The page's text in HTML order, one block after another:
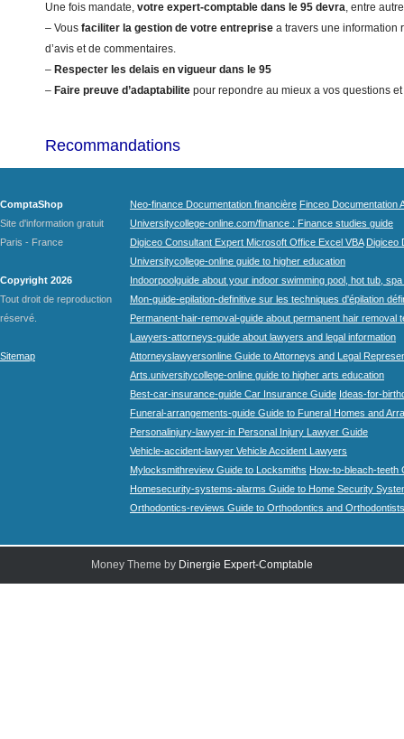
Une fois mandate, votre expert-comptable dans le 95 devra, entre
– Vous faciliter la gestion de votre entreprise a travers une information
d’avis et de commentaires.
– Respecter les delais en vigueur dans le 95
– Faire preuve d’adaptabilite pour repondre au mieux a vos questions
Recommandations
ComptaShop
Site d'information gratuit
Paris - France
Copyright 2026
Tout droit de reproduction
réservé.
Sitemap
Neo-finance Documentation financière Finceo Documentation
Universitycollege-online.com/finance : Finance studies guide
Digiceo Consultant Expert Microsoft Office Excel VBA Digiceo
Universitycollege-online guide to higher education
Indoorpoolguide about your indoor swimming pool, hot tub,
Mon-guide-epilation-definitive sur les techniques d'épilation
Permanent-hair-removal-guide about permanent hair removal
Lawyers-attorneys-guide about lawyers and legal information
Attorneyslawyersonline Guide to Attorneys and Legal
Arts.universitycollege-online guide to higher arts education
Best-car-insurance-guide Car Insurance Guide Ideas-for-
Funeral-arrangements-guide Guide to Funeral Homes and
Personalinjury-lawyer-in Personal Injury Lawyer Guide
Vehicle-accident-lawyer Vehicle Accident Lawyers
Mylocksmithreview Guide to Locksmiths How-to-bleach-teeth
Homesecurity-systems-alarms Guide to Home Security
Orthodontics-reviews Guide to Orthodontics and Orthodontists
Money Theme by Dinergie Expert-Comptable